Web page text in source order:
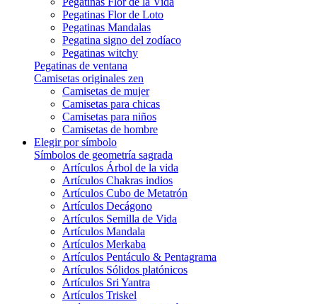
Pegatinas Flor de Loto
Pegatinas Mandalas
Pegatina signo del zodíaco
Pegatinas witchy
Pegatinas de ventana
Camisetas originales zen
Camisetas de mujer
Camisetas para chicas
Camisetas para niños
Camisetas de hombre
Elegir por símbolo
Símbolos de geometría sagrada
Artículos Árbol de la vida
Artículos Chakras indios
Artículos Cubo de Metatrón
Artículos Decágono
Artículos Semilla de Vida
Artículos Mandala
Artículos Merkaba
Artículos Pentáculo & Pentagrama
Artículos Sólidos platónicos
Artículos Sri Yantra
Artículos Triskel